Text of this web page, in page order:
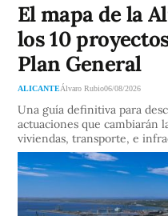
El mapa de la
los 10
Plan General
ALICANTEÁlvaro Rubio06/08/2026
Una guía definitiva para
actuaciones que cambiarán
viviendas, transporte, e